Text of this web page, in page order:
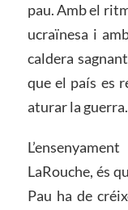
pau. Amb el
ucraïnesa i
caldera
que el país es
aturar la guerra.
LaRouche, és
Pau ha de